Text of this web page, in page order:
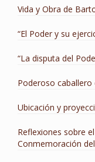
Vida y Obra de
“El Poder y su
“La disputa del
Poderoso
Ubicación y
Reflexiones sobre
Conmemoración